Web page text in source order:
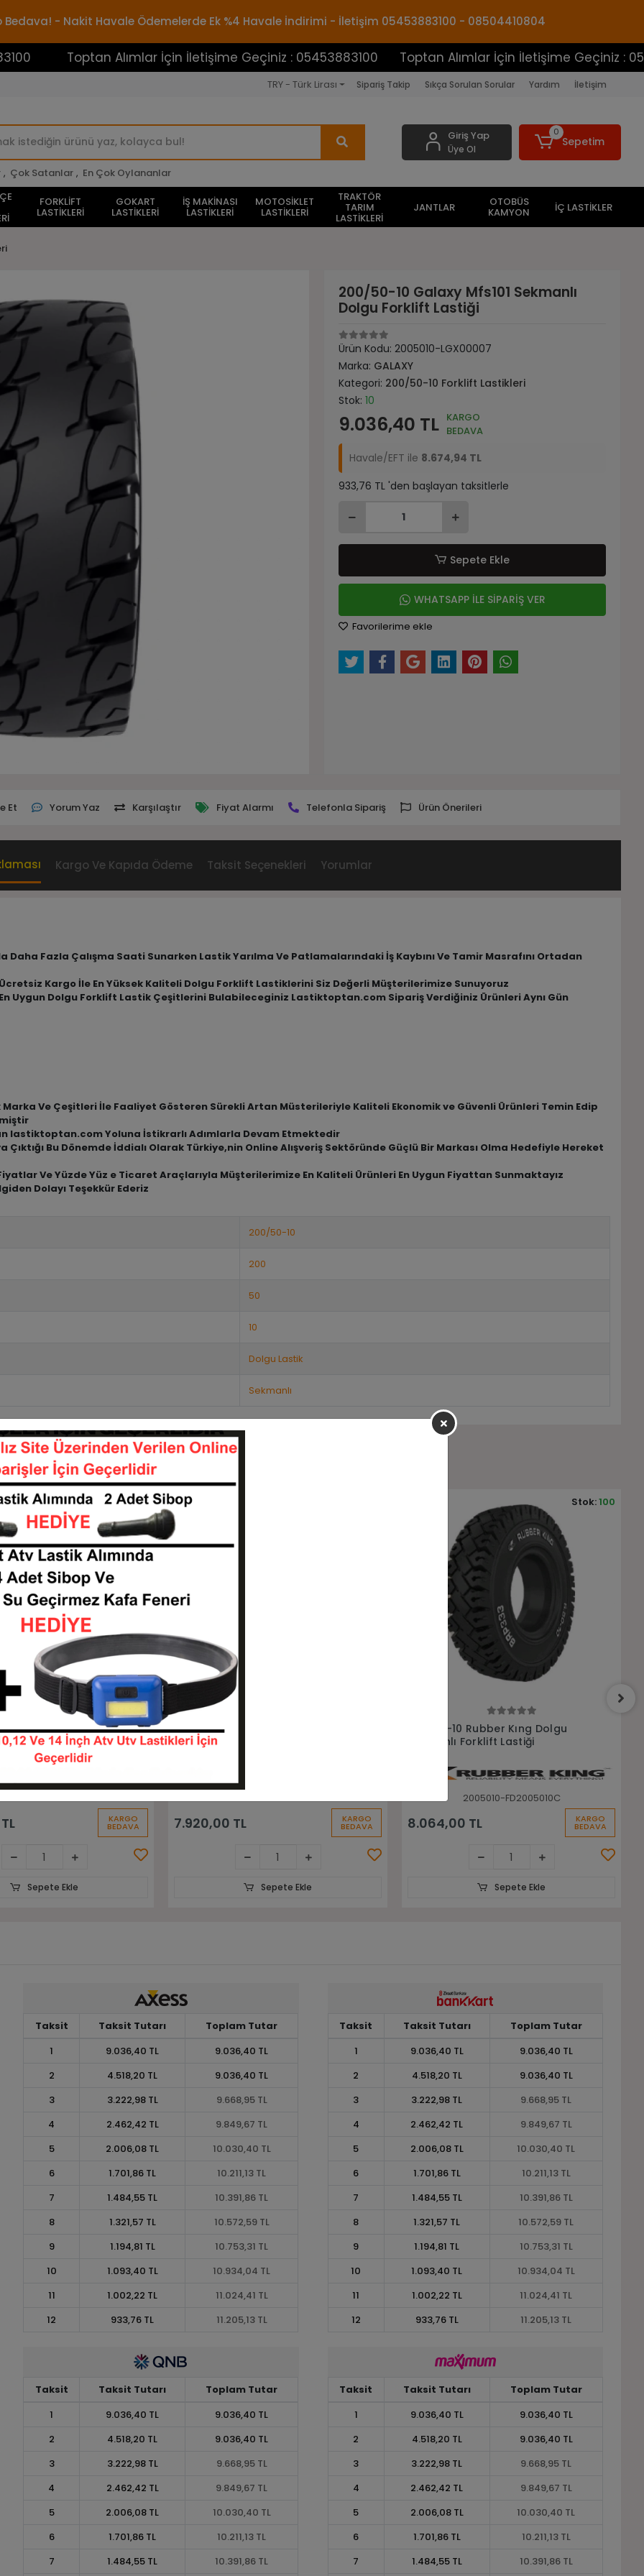
Bedava! - Nakit Havale Ödemelerde Ek %4 Havale İndirimi - İletişim 05453883100 - 08504410804
Toptan Alımlar İçin İletişime Geçiniz : 05453883100 Toptan Alımlar İçin İletişime Geçiniz :
TRY - Türk Lirası Sipariş Takip Sıkça Sorulan Sorular Yardım İletişim
, Çok Satanlar , En Çok Oylananlar
Giriş Yap
Üye Ol
0
Sepetim
FORKLİFT
LASTİKLERİ
GOKART
LASTİKLERİ
İŞ MAKİNASI
LASTİKLERİ
MOTOSİKLET
LASTİKLERİ
TRAKTÖR
TARIM
LASTİKLERİ
JANTLAR OTOBÜS
KAMYON İÇ LASTİKLER
200/50-10 Galaxy Mfs101 Sekmanlı
Dolgu Forklift Lastiği
Ürün Kodu:2005010-LGX00007
Marka: GALAXY
Kategori: 200/50-10 Forklift Lastikleri
Stok:10
9.036,40 TL KARGO
BEDAVA
Havale/EFT ile 8.674,94 TL
933,76 TL 'den başlayan taksitlerle
Sepete Ekle
WHATSAPP İLE SİPARİŞ VER
Favorilerime ekle
Et Yorum Yaz Karşılaştır Fiyat Alarmı Telefonla Sipariş Ürün Önerileri
Kargo Ve Kapıda Ödeme Taksit Seçenekleri Yorumlar
Fazla Çalışma Saati Sunarken Lastik Yarılma Ve Patlamalarındaki İş Kaybını Ve Tamir Masrafını Ortadan
Kargo İle En Yüksek Kaliteli Dolgu Forklift Lastiklerini Siz Değerli Müşterilerimize Sunuyoruz
Uygun Dolgu Forklift Lastik Çeşitlerini Bulabileceginiz Lastiktoptan.com Sipariş Verdiğiniz Ürünleri Aynı Gün
Ve Çeşitleri İle Faaliyet Gösteren Sürekli Artan Müsterileriyle Kaliteli Ekonomik ve Güvenli Ürünleri Temin Edip
lastiktoptan.com Yoluna İstikrarlı Adımlarla Devam Etmektedir
Bu Dönemde İddialı Olarak Türkiye,nin Online Alışveriş Sektöründe Güçlü Bir Markası Olma Hedefiyle Hereket
Ve Yüzde Yüz e Ticaret Araçlarıyla Müşterilerimize En Kaliteli Ürünleri En Uygun Fiyattan Sunmaktayız
Dolayı Teşekkür Ederiz
200/50-10
200
50
10
Dolgu Lastik
Sekmanlı
Benzer Ürünler
Sepete Ekle
Kıng Dolgu
Forklift Lastiği
FD2005010S
KARGO
BEDAVA
Stok:10
Sepete Ekle
200/50-10 Rubber Kıng Dolgu
Sekmanlı Forklift Lastiği
2005010-FD2005010C
8.064,00 TL KARGO
BEDAVA
Sepete Ekle
200/50-10 Addo Beyaz İz
Bırakmayan Dolgu Segmanlı
2005010-ATO001823
8.970,00 TL KARGO
BEDAVA
Stok:4
Sepete Ekle
Taksit Taksit Tutarı
Toplam Tutar
1
9.036,40 TL
9.036,40 TL
2
4.518,20 TL
9.036,40 TL
3
3.222,98 TL
9.668,95 TL
4
2.462,42 TL
9.849,67 TL
5
2.006,08 TL
10.030,40 TL
6
1.701,86 TL
10.211,13 TL
7
1.484,55 TL
10.391,86 TL
8
1.321,57 TL
10.572,59 TL
9
1.194,81 TL
10.753,31 TL
10
1.093,40 TL
10.934,04 TL
11
1.002,22 TL
11.024,41 TL
12
933,76 TL 11.205,13 TL
Taksit Taksit Tutarı
Toplam Tutar
1
9.036,40 TL
9.036,40 TL
2
4.518,20 TL
9.036,40 TL
3
3.222,98 TL
9.668,95 TL
4
2.462,42 TL
9.849,67 TL
5
2.006,08 TL
10.030,40 TL
6
1.701,86 TL
10.211,13 TL
7
1.484,55 TL
10.391,86 TL
8
1.321,57 TL
10.572,59 TL
9
1.194,81 TL
10.753,31 TL
10
1.093,40 TL
10.934,04 TL
11
1.002,22 TL
11.024,41 TL
12
933,76 TL 11.205,13 TL
Taksit Taksit Tutarı
Toplam Tutar
1
9.036,40 TL
9.036,40 TL
2
4.518,20 TL
9.036,40 TL
3
3.222,98 TL
9.668,95 TL
4
2.462,42 TL
9.849,67 TL
5
2.006,08 TL
10.030,40 TL
6
1.701,86 TL
10.211,13 TL
7
1.484,55 TL 10.391,86 TL
Taksit Taksit Tutarı
Toplam Tutar
1
9.036,40 TL
9.036,40 TL
2
4.518,20 TL
9.036,40 TL
3
3.222,98 TL
9.668,95 TL
4
2.462,42 TL
9.849,67 TL
5
2.006,08 TL
10.030,40 TL
6
1.701,86 TL
10.211,13 TL
7
1.484,55 TL 10.391,86 TL